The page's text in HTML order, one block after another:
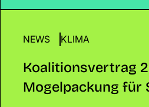
NEWS KLIMA
Koalitionsvertrag
Mogelpackung für
Koalitionsvertrag 2025: